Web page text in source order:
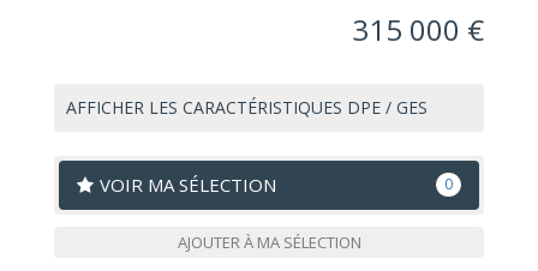
315 000 €
AFFICHER LES CARACTÉRISTIQUES DPE / GES
VOIR MA SÉLECTION 0
AJOUTER À MA SÉLECTION